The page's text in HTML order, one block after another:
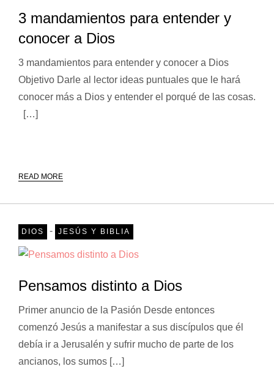
3 mandamientos para entender y
conocer a Dios
3 mandamientos para entender y conocer a Dios
Objetivo Darle al lector ideas puntuales que le hará
conocer más a Dios y entender el porqué de las cosas.
[…]
READ MORE
DIOS - JESÚS Y BIBLIA
Pensamos distinto a Dios
Primer anuncio de la Pasión Desde entonces
comenzó Jesús a manifestar a sus discípulos que él
debía ir a Jerusalén y sufrir mucho de parte de los
ancianos, los sumos […]